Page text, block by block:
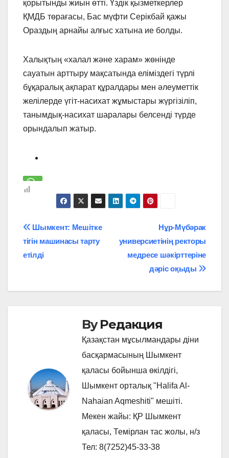
қорытынды жиын өтті. Үздік қызметкерлер
ҚМДБ төрағасы, Бас мүфти Серікбай қажы
Ораздың арнайы алғыс хатына ие болды.
Халықтың «халал және харам» жөнінде
сауатын арттыру мақсатында еліміздегі түрлі
бұқаралық ақпарат құралдары мен әлеуметтік
желілерде үгіт-насихат жұмыстары жүргізіліп,
танымдық-насихат шаралары белсенді түрде
орындалып жатыр.
Навигация
по
Нұр-Мүбәрак
универсиетінің ректоры
медресе шәкірттеріне
дәріс оқыды
Шымкент: Мешітке
тігін машинасы тарту
етілді
ByРедакция
Қазақстан мұсылмандары діни
басқармасының Шымкент
қаласы бойынша өкілдігі,
Шымкент орталық "Halifa Al-
Nahaian Aqmeshiti" мешіті.
Мекен жайы: ҚР Шымкент
қаласы, Темірлан тас жолы, н/з
Тел: 8(7252)45-33-38